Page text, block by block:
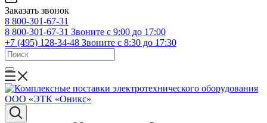
Заказать звонок
8 800-301-67-31
8 800-301-67-31 Звоните с 9:00 до 17:00
+7 (495) 128-34-48 Звоните с 8:30 до 17:30